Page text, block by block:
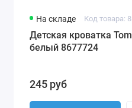
На складе Код товара:
Детская кроватка
белый 8677724
245 руб